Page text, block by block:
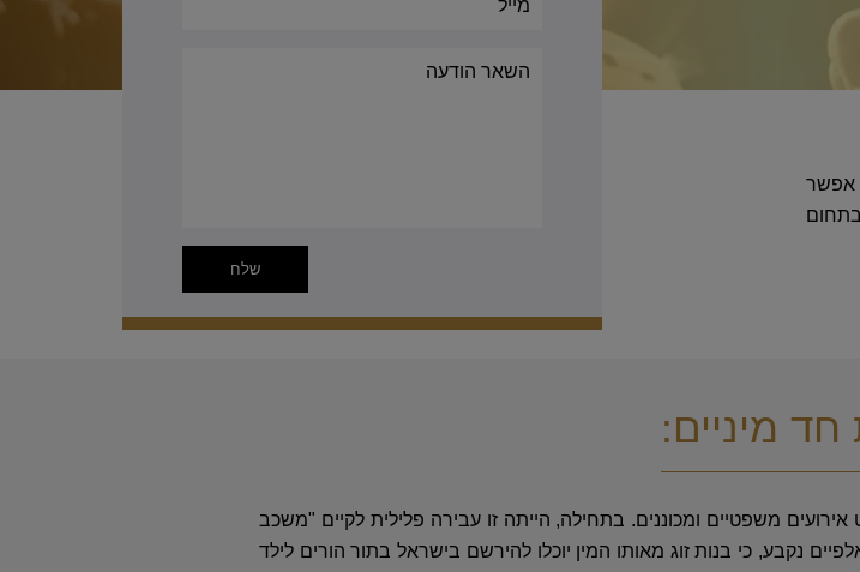
אפשר
בתחום
מיניים:
משפטיים ומכוננים. בתחילה, הייתה זו עבירה פלילית לקיים "משכב
כי בנות זוג מאותו המין יוכלו להירשם בישראל בתור הורים לילד